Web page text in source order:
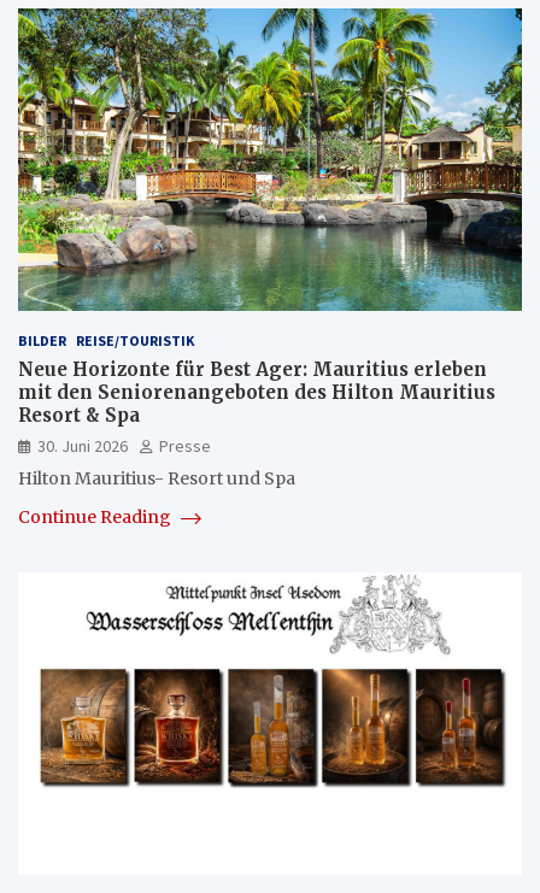
BILDER REISE/TOURISTIK
Neue Horizonte für Best Ager: Mauritius erleben
mit den Seniorenangeboten des Hilton Mauritius
Resort & Spa
30. Juni 2026
Presse
Hilton Mauritius- Resort und Spa
Continue Reading